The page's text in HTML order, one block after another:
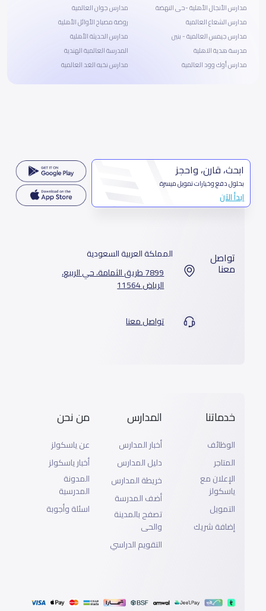
مدارس الأنجال الأهلية -حى النهضة
مدارس الشعاع العالمية
مدارس جيمس العالمية - بنين
مدرسة هدية الاهلية
مدارس أوك وود العالمية
مدارس جوان العالمية
روضة مصباح الأوائل الأهلية
مدارس الحديثة الأهلية
المدرسة العالمية الهندية
مدارس نخبه الغد العالمية
ابحث، قارن، واحجز
بحلول دفع وخيارات تمويل ميسرة
ابدأ الآن
تواصل
معنا
المملكة العربية السعودية
7899 طريق الثمامة، حي الربيع،
الرياض 11564
تواصل معنا
خدماتنا
الوظائف
المتاجر
الإعلان مع
ياسكولز
التمويل
إضافة شريك
المدارس
أخبار المدارس
دليل المدارس
خريطة المدارس
أضف المدرسة
تصفح بالمدينة
والحى
التقويم الدراسي
من نحن
عن ياسكولز
أخبار ياسكولز
المدونة
المدرسية
اسئلة وأجوبة